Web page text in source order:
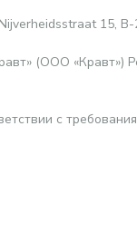
15,
(ООО «Кравт»)
с